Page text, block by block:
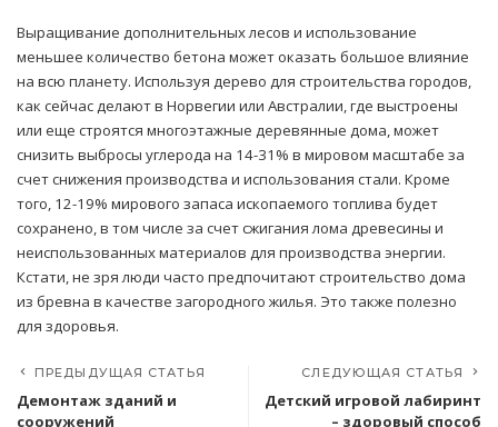
Выращивание дополнительных лесов и использование
меньшее количество бетона может оказать большое влияние
на всю планету. Используя дерево для строительства городов,
как сейчас делают в Норвегии или Австралии, где выстроены
или еще строятся многоэтажные деревянные дома, может
снизить выбросы углерода на 14-31% в мировом масштабе за
счет снижения производства и использования стали. Кроме
того, 12-19% мирового запаса ископаемого топлива будет
сохранено, в том числе за счет сжигания лома древесины и
неиспользованных материалов для производства энергии.
Кстати, не зря люди часто предпочитают строительство дома
из бревна в качестве загородного жилья. Это также полезно
для здоровья.
ПРЕДЫДУЩАЯ СТАТЬЯ
Демонтаж зданий и
сооружений
СЛЕДУЮЩАЯ СТАТЬЯ
Детский игровой лабиринт
– здоровый способ